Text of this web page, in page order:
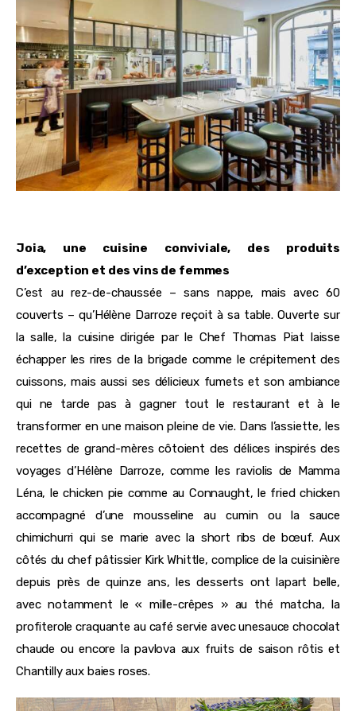
Joia, une cuisine conviviale, des produits
d’exception et des vins de femmes
C’est au rez-de-chaussée – sans nappe, mais avec 60
couverts – qu’Hélène Darroze reçoit à sa table. Ouverte sur
la salle, la cuisine dirigée par le Chef Thomas Piat laisse
échapper les rires de la brigade comme le crépitement des
cuissons, mais aussi ses délicieux fumets et son ambiance
qui ne tarde pas à gagner tout le restaurant et à le
transformer en une maison pleine de vie. Dans l’assiette, les
recettes de grand-mères côtoient des délices inspirés des
voyages d’Hélène Darroze, comme les raviolis de Mamma
Léna, le chicken pie comme au Connaught, le fried chicken
accompagné d’une mousseline au cumin ou la sauce
chimichurri qui se marie avec la short ribs de bœuf. Aux
côtés du chef pâtissier Kirk Whittle, complice de la cuisinière
depuis près de quinze ans, les desserts ont lapart belle,
avec notamment le « mille-crêpes » au thé matcha, la
profiterole craquante au café servie avec unesauce chocolat
chaude ou encore la pavlova aux fruits de saison rôtis et
Chantilly aux baies roses.